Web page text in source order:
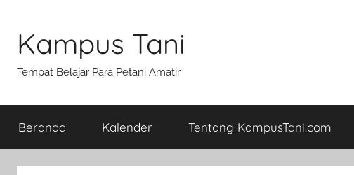
content
Kampus Tani
Tempat Belajar Para Petani Amatir
Beranda Kalender Tentang KampusTani.com